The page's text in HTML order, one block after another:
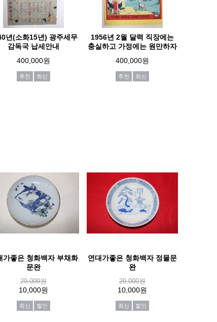
년(소화15년) 광주세무
감독국 납세안내
400,000원
추천 최신
1956년 2월 달력 직장에는
충실하고 가정에는 원만하자
400,000원
추천 최신
가좋은 청화백자 부채화
문완
29,000원
10,000원
최신 할인
연대가좋은 청화백자 정물문
완
20,000원
10,000원
최신 할인